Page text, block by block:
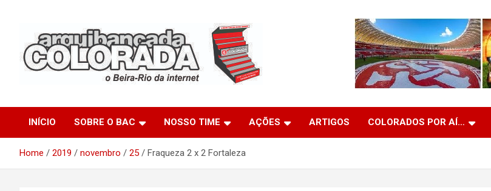
Arquibancada Colorada
INÍCIO SOBRE O BAC NOSSO TIME AÇÕES ARTIGOS COLORADOS POR AÍ…
Home 2019 novembro 25 Fraqueza 2 x 2 Fortaleza